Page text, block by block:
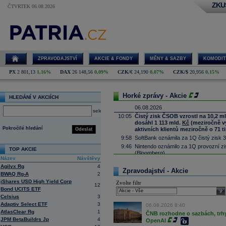
ČTVRTEK 06.08.2026
ZPRAVODAJSTVÍ AKCIE & FONDY MĚNY & SAZBY
PX 2 801,13 1,16% DAX 26 148,56 0,09% CZK/€ 24,190 0,07% CZK/$ 20,956 0,15%
HLEDÁNÍ V AKCIÍCH
select
Odeslat
Pokročilé hledání
TOP AKCIE
Název
Návštěvy
Agilyx Rg
4
BWAQ Rg-A
2
iShares USD High Yield Corp
Bond UCITS ETF
12
Celsius
3
Adaptiv Select ETF
3
AtlasClear Rg
1
JPM BetaBuildrs Jp
4
Horké zprávy - Akcie
06.08.2026
10:05 Čistý zisk ČSOB vzrostl na 10,2
dosáhl 1 113 mld. Kč (meziročně
aktivních klientů meziročně o 71
9:58 SoftBank oznámila za 1Q čistý zisk
9:46 Nintendo oznámilo za 1Q provozní
(Bloomberg)
(Bloomberg)
9:09 ČR:Průmyslová výrobav červnu
předchozímu poklesu o 1,0 %
8:53
Deutsche Telekom
navyšuje
8:41
Siemens navyšuje výhled a
(Bloomberg)
8:35 AI model od Mety během
Zpravodajství - Akcie
Zvolte filtr
06.08.2026 8:40
ČNB rozhodne o sazbách,
OpenAI